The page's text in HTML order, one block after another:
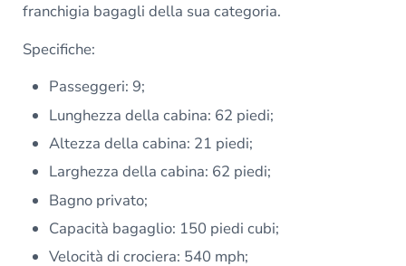
franchigia bagagli della sua categoria.
Specifiche:
Passeggeri: 9;
Lunghezza della cabina: 62 piedi;
Altezza della cabina: 21 piedi;
Larghezza della cabina: 62 piedi;
Bagno privato;
Capacità bagaglio: 150 piedi cubi;
Velocità di crociera: 540 mph;